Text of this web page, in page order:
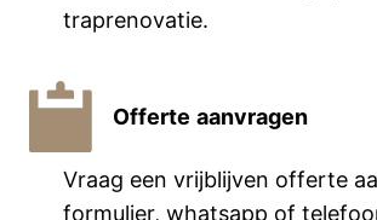
traprenovatie.
Offerte aanvragen
Vraag een vrijblijven offerte
formulier, whatsapp of